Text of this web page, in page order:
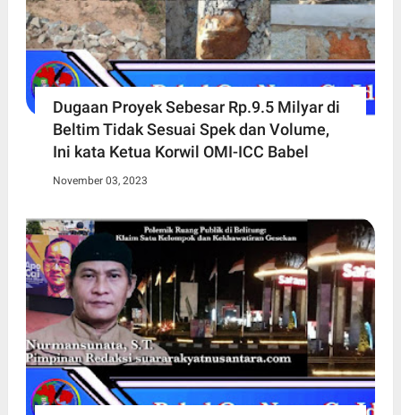
Dugaan Proyek Sebesar Rp.9.5 Milyar di
Beltim Tidak Sesuai Spek dan Volume,
Ini kata Ketua Korwil OMI-ICC Babel
November 03, 2023